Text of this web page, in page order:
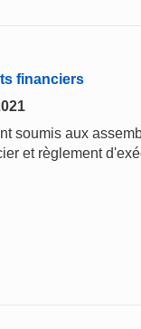
financiers
soumis aux
et règlement